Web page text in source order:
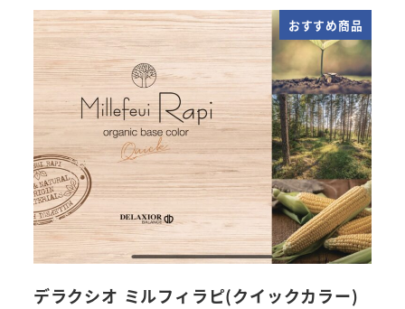
おすすめ商品
デラクシオ ミルフィラピ(クイックカラー)